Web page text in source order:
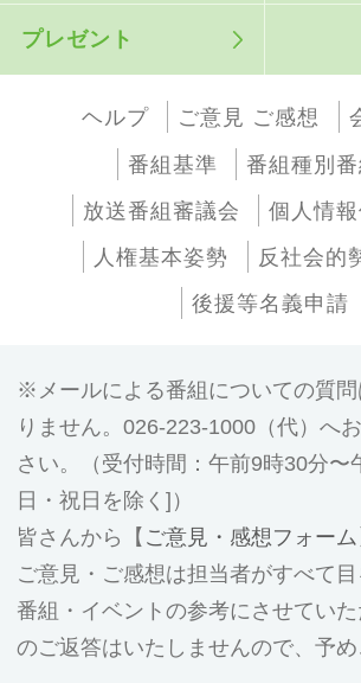
プレゼント
ヘルプ ご意見 ご感想
番組基準
番組種別
放送番組審議会
個人情
人権基本姿勢
反社会的
後援等名義申請
メールによる番組についての質
りません。026-223-1000（代）へ
さい。（受付時間：午前9時30分〜
日・祝日を除く]）
皆さんから【 ご意見・感想フォーム
ご意見・ご感想は担当者がすべて
番組・イベントの参考にさせていた
のご返答はいたしませんので、予め